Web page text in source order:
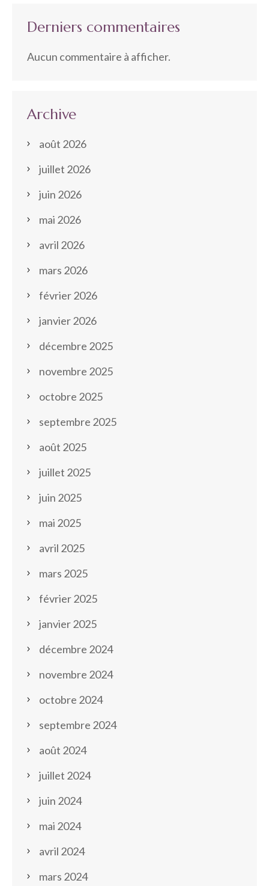
Derniers commentaires
Aucun commentaire à afficher.
Archive
août 2026
juillet 2026
juin 2026
mai 2026
avril 2026
mars 2026
février 2026
janvier 2026
décembre 2025
novembre 2025
octobre 2025
septembre 2025
août 2025
juillet 2025
juin 2025
mai 2025
avril 2025
mars 2025
février 2025
janvier 2025
décembre 2024
novembre 2024
octobre 2024
septembre 2024
août 2024
juillet 2024
juin 2024
mai 2024
avril 2024
mars 2024